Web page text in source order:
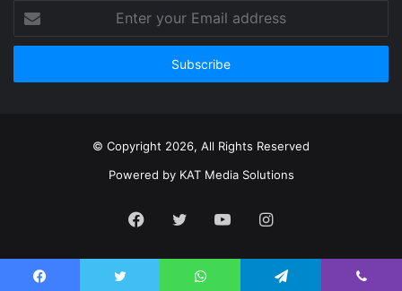
your
Email
© Copyright 2026, All Rights Reserved
Powered by KAT Media Solutions
Facebook
TwitterYouTubeInstagram